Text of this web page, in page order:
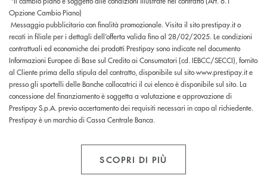
Opzione Cambio Piano)
Messaggio pubblicitario con finalità promozionale. Visita il sito prestipay.it o
recati in filiale per i dettagli dell’offerta valida fino al 28/02/2025. Le condizioni
contrattuali ed economiche dei prodotti Prestipay sono indicate nel documento
Informazioni Europee di Base sul Credito ai Consumatori (cd. IEBCC/SECCI), fornito
al Cliente prima della stipula del contratto, disponibile sul sito www.prestipay.it e
presso gli sportelli delle Banche collocatrici il cui elenco è disponibile sul sito. La
concessione del finanziamento è soggetta a valutazione e approvazione di
Prestipay S.p.A. previo accertamento dei requisiti necessari in capo al richiedente.
Prestipay è un marchio di Cassa Centrale Banca.
SCOPRI DI PIÙ